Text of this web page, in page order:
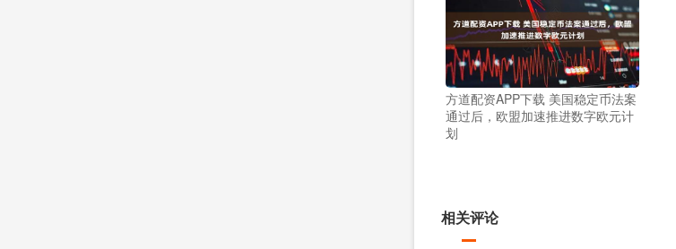
方道配资APP下载 美国稳定币法案
通过后，欧盟加速推进数字欧元计
划
相关评论